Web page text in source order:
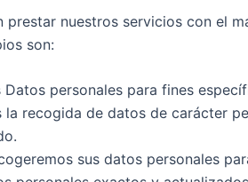
nuestros servicios con el
son:
personales para fines
la recogida de datos de carácter
sus datos personales